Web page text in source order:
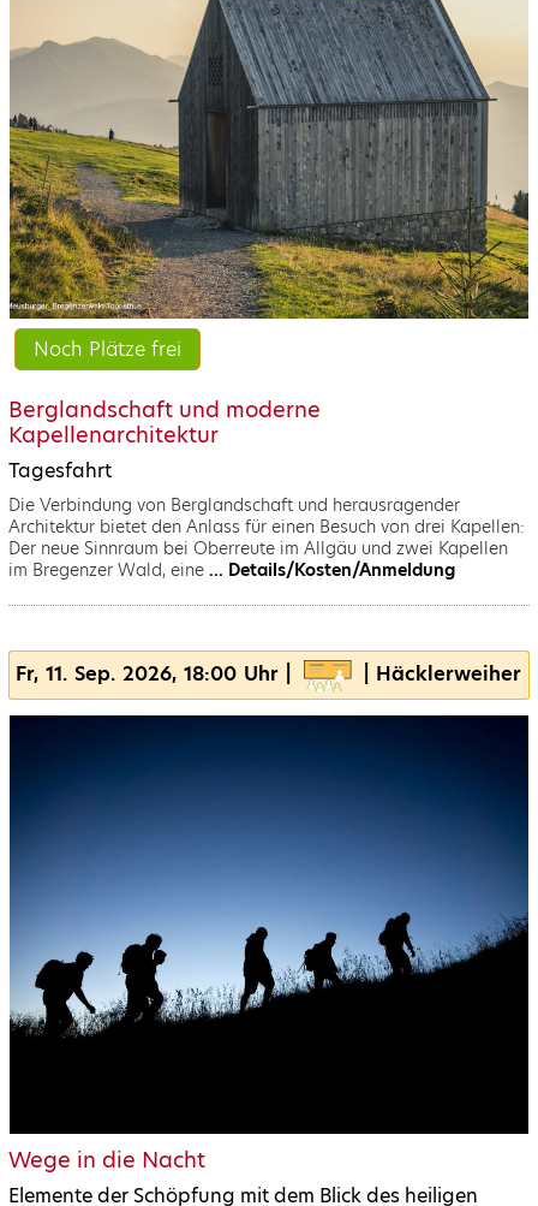
Noch Plätze frei
Berglandschaft und moderne
Kapellenarchitektur
Tagesfahrt
Die Verbindung von Berglandschaft und herausragender
Architektur bietet den Anlass für einen Besuch von drei Kapellen:
Der neue Sinnraum bei Oberreute im Allgäu und zwei Kapellen
im Bregenzer Wald, eine... Details/Kosten/Anmeldung
Fr, 11. Sep. 2026, 18:00 Uhr | | Häcklerweiher
Wege in die Nacht
Elemente der Schöpfung mit dem Blick des heiligen